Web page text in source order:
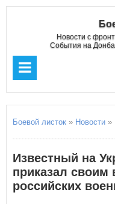
Новости с
События на
Боевой листок » Новости »
Известный на
приказал своим
российских